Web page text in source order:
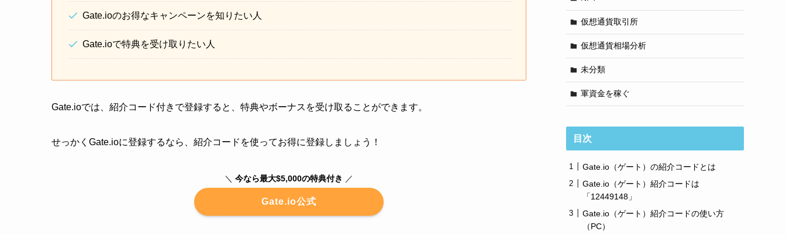
Gate.ioのお得なキャンペーンを知りたい人
Gate.ioで特典を受け取りたい人
Gate.ioでは、紹介コード付きで登録すると、特典やボーナスを受け取ることができます。
せっかくGate.ioに登録するなら、紹介コードを使ってお得に登録しましょう！
＼ 今なら最大$5,000の特典付き ／
Gate.io公式
仮想通貨取引所
仮想通貨相場分析
未分類
軍資金を稼ぐ
目次
Gate.io（ゲート）の紹介コードとは
Gate.io（ゲート）紹介コードは
「12449148」
Gate.io（ゲート）紹介コードの使い方
（PC）